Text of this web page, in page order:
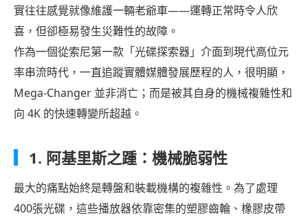
實往往感覺就像維護一輛老爺車——運轉正常時令人欣
喜，但卻極易發生災難性的故障。
作為一個從索尼第一款「光碟探索器」介面到現代高位元
率串流時代，一直追蹤實體媒體發展歷程的人，很明顯，
Mega-Changer 並非消亡；而是被其自身的機械複雜性和
向 4K 的快速轉變所超越。
1. 阿基里斯之踵：機械脆弱性
最大的痛點始終是轉盤和裝載機構的複雜性。為了處理
400張光碟，這些播放器依靠密集的塑膠齒輪、橡膠皮帶